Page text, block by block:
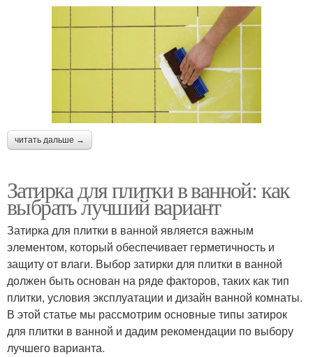
читать дальше →
Затирка для плитки в ванной: как
выбрать лучший вариант
Затирка для плитки в ванной является важным
элементом, который обеспечивает герметичность и
защиту от влаги. Выбор затирки для плитки в ванной
должен быть основан на ряде факторов, таких как тип
плитки, условия эксплуатации и дизайн ванной комнаты.
В этой статье мы рассмотрим основные типы затирок
для плитки в ванной и дадим рекомендации по выбору
лучшего варианта.